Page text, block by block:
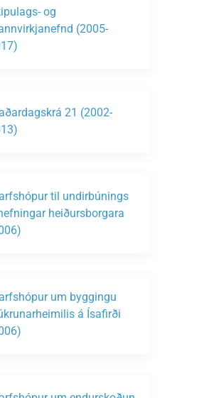
og
(2005-
21 (2002-
til undirbúnings
heiðursborgara
um byggingu
á Ísafirði